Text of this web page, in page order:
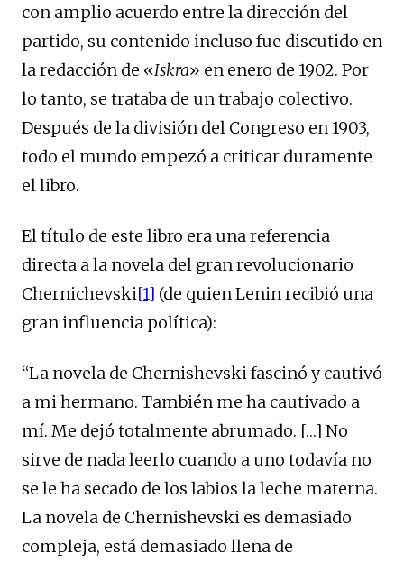
con amplio acuerdo entre la dirección del
partido, su contenido incluso fue discutido en
la redacción de «Iskra» en enero de 1902. Por
lo tanto, se trataba de un trabajo colectivo.
Después de la división del Congreso en 1903,
todo el mundo empezó a criticar duramente
el libro.
El título de este libro era una referencia
directa a la novela del gran revolucionario
Chernichevski[1] (de quien Lenin recibió una
gran influencia política):
“La novela de Chernishevski fascinó y cautivó
a mi hermano. También me ha cautivado a
mí. Me dejó totalmente abrumado. […] No
sirve de nada leerlo cuando a uno todavía no
se le ha secado de los labios la leche materna.
La novela de Chernishevski es demasiado
compleja, está demasiado llena de